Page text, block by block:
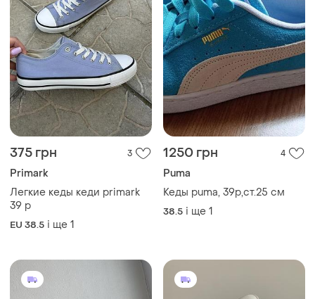
375 грн 3
Primark
Легкие кеды кеди primark
39 p
EU 38.5 і ще 1
1250 грн 4
Puma
Кеды puma, 39р,ст.25 см
38.5 і ще 1